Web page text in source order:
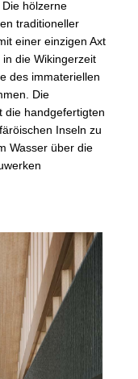
hölzerne
traditioneller
einer einzigen Axt
die Wikingerzeit
des immateriellen
Die
die handgefertigten
Inseln zu
Wasser über die